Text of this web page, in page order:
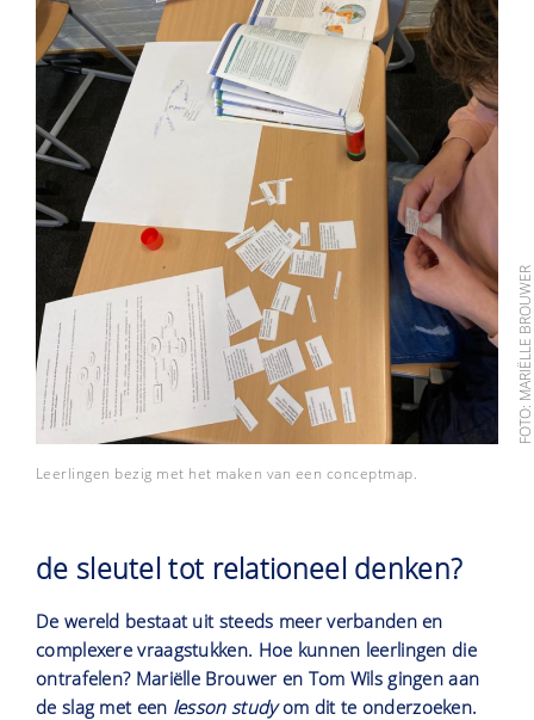
FOTO: MARIËLLE BROUWER
Leerlingen bezig met het maken van een conceptmap.
de sleutel tot relationeel denken?
De wereld bestaat uit steeds meer verbanden en
complexere vraagstukken. Hoe kunnen leerlingen die
ontrafelen? Mariëlle Brouwer en Tom Wils gingen aan
de slag met een lesson studyom dit te onderzoeken.